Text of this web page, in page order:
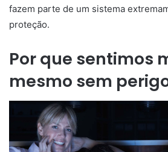
fazem parte de um sistema
proteção.
Por que sentimos
mesmo sem